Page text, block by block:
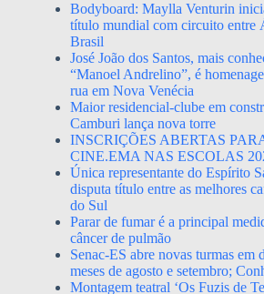
Bodyboard: Maylla Venturin
título mundial com circuito entre
Brasil
José João dos Santos, mais
“Manoel Andrelino”, é
rua em Nova Venécia
Maior residencial-clube em
Camburi lança nova torre
INSCRIÇÕES ABERTAS
CINE.EMA NAS ESCOLAS
Única representante do Espírito
disputa título entre as melhores
do Sul
Parar de fumar é a principal
câncer de pulmão
Senac-ES abre novas turmas em
meses de agosto e setembro;
Montagem teatral ‘Os Fuzis de